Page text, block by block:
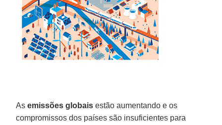
Asemissões globais estão aumentando e os
compromissos dos países são insuficientes para